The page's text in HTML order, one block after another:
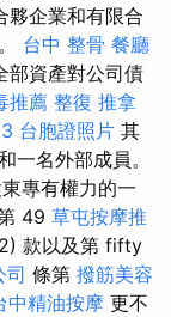
夥企業和有限合
台中 整骨 餐廳
部資產對公司債
推薦 整復 推拿
台胞證照片 其
一名外部成員。
專有權力的一
49 草屯按摩推
款以及第 fifty
司 條第 撥筋美容
中精油按摩 更不